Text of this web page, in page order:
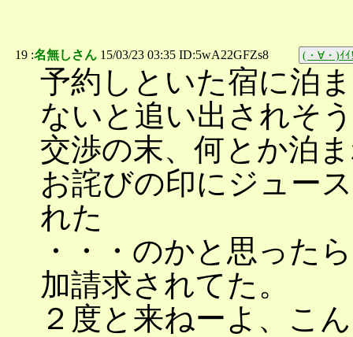
19 :名無しさん 15/03/23 03:35 ID:5wA22GFZs8 (・∀・)ｲ
予約しといた宿に泊
ないと追い出されそ
交渉の末、何とか泊
お詫びの印にジュー
れた
・・・のかと思った
加請求されてた。
２度と来ねーよ、こ